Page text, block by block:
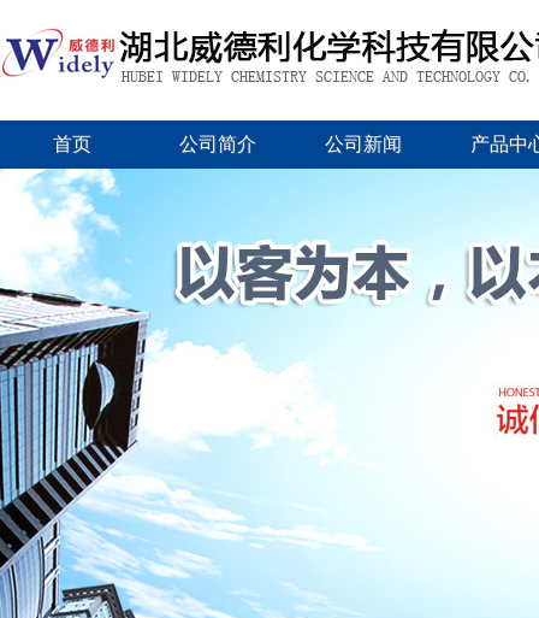
首页 公司简介 公司新闻 产品中